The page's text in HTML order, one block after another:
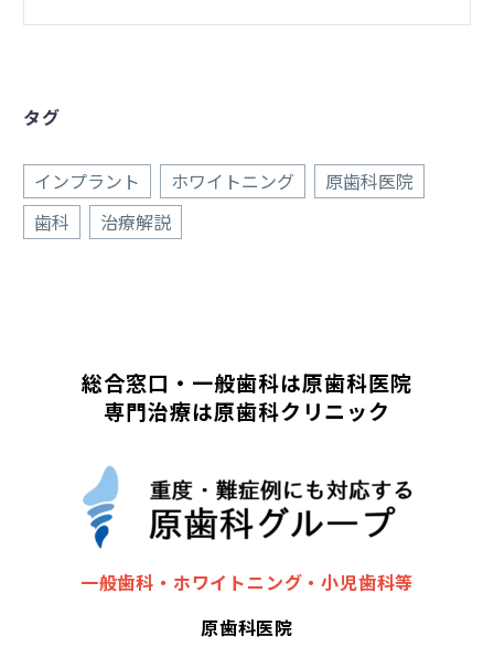
タグ
インプラント ホワイトニング
原歯科医院
歯科
治療解説
総合窓口・一般歯科は原歯科医院
専門治療は原歯科クリニック
一般歯科・ホワイトニング・小児歯科等
原歯科医院